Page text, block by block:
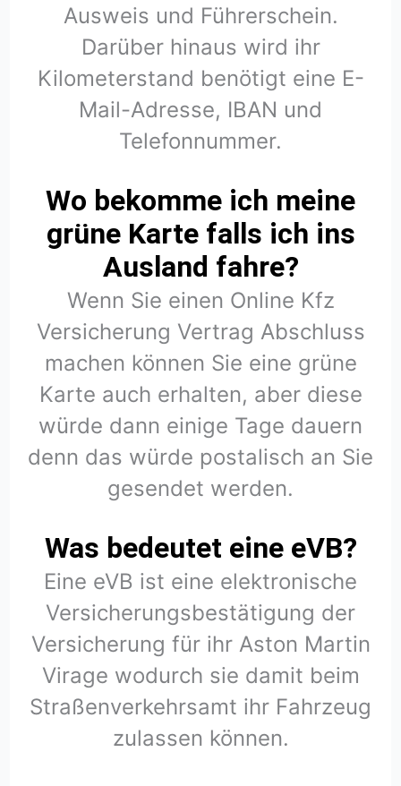
Ausweis und Führerschein.
Darüber hinaus wird ihr
Kilometerstand benötigt eine E-
Mail-Adresse, IBAN und
Telefonnummer.
Wo bekomme ich meine
grüne Karte falls ich ins
Ausland fahre?
Wenn Sie einen Online Kfz
Versicherung Vertrag Abschluss
machen können Sie eine grüne
Karte auch erhalten, aber diese
würde dann einige Tage dauern
denn das würde postalisch an Sie
gesendet werden.
Was bedeutet eine eVB?
Eine eVB ist eine elektronische
Versicherungsbestätigung der
Versicherung für ihr Aston Martin
Virage wodurch sie damit beim
Straßenverkehrsamt ihr Fahrzeug
zulassen können.